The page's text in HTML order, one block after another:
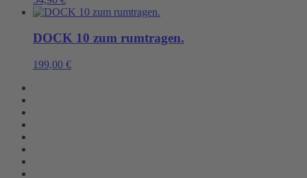
DOCK 10 zum rumtragen.
199,00 €